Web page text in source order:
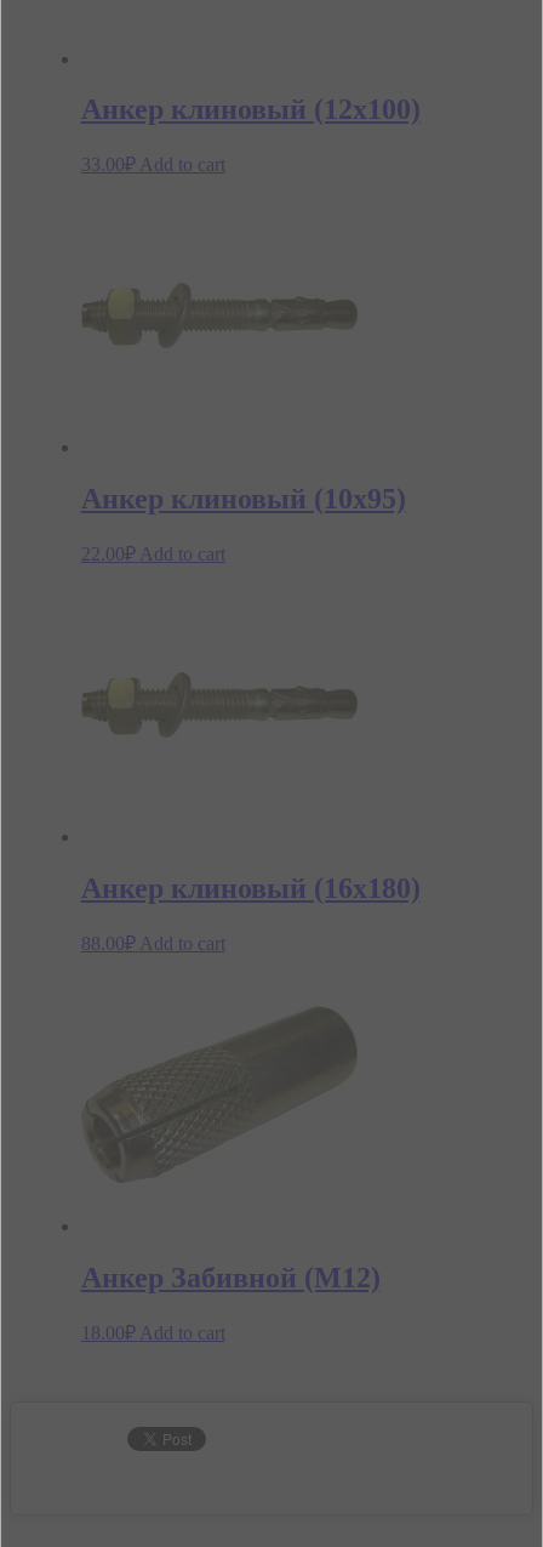
Анкер клиновый (12х100)
33.00₽ Add to cart
Анкер клиновый (10х95)
22.00₽ Add to cart
Анкер клиновый (16х180)
88.00₽ Add to cart
Анкер Забивной (М12)
18.00₽ Add to cart